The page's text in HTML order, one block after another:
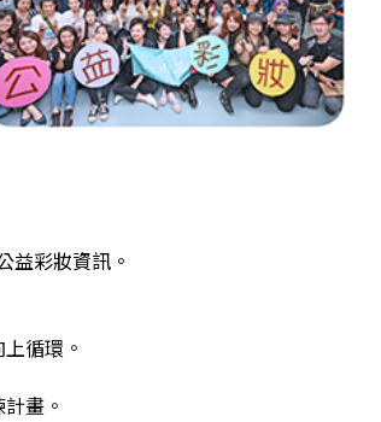
益彩妝資訊。
循環。
畫。